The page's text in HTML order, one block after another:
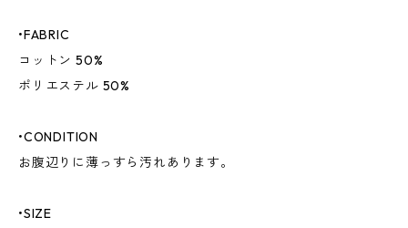
•FABRIC
コットン 50%
ポリエステル 50%
•CONDITION
お腹辺りに薄っすら汚れあります。
•SIZE